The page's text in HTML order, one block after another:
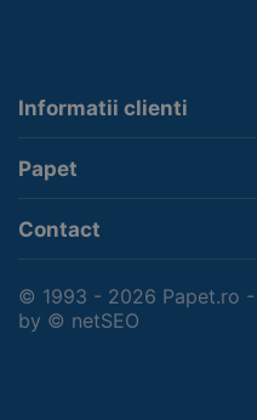
Informatii clienti
Papet
Contact
© 1993 - 2026 Papet.ro -
by © netSEO